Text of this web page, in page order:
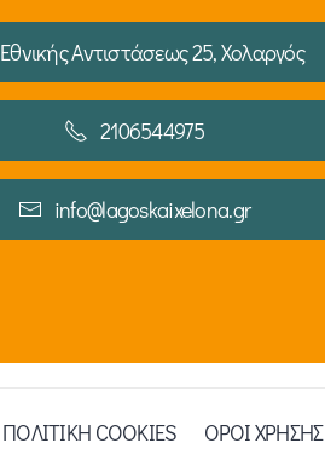
Εθνικής Αντιστάσεως 25, Χολαργός
2106544975
info@lagoskaixelona.gr
ΠΟΛΙΤΙΚΗ COOKIES ΟΡΟΙ ΧΡΗΣΗΣ